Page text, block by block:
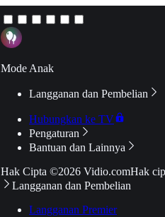
Mode Anak
Langganan dan Pembelian
Hubungkan ke TV
Pengaturan
Bantuan dan Lainnya
Hak Cipta ©2026 Vidio.comHak
Langganan dan Pembelian
Langganan Premier